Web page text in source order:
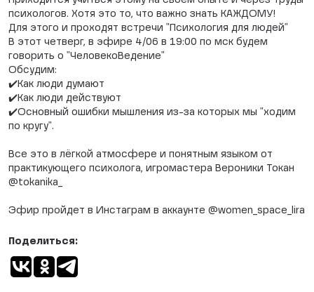
психологов. Хотя это то, что важно знать КАЖДОМУ!
Для этого и проходят встречи "Психология для людей"
В этот четверг, в эфире 4/06 в 19:00 по мск будем
говорить о "ЧеловекоВедение"
Обсудим:
✔️Как люди думают
✔️Как люди действуют
✔️Основный ошибки мышления из-за которых мы "ходим
по кругу".
Все это в лёгкой атмосфере и понятным языком от
практикующего психолога, игромастера Вероники Токан
@tokanika_
Эфир пройдет в Инстаграм в аккаунте @women_space_lira
Поделиться: